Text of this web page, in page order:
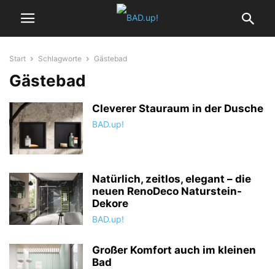
Start Schlagworte Gästebad
Gästebad
Cleverer Stauraum in der Dusche
BAD.up!
Natürlich, zeitlos, elegant – die
neuen RenoDeco Naturstein-
Dekore
BAD.up!
Großer Komfort auch im kleinen
Bad